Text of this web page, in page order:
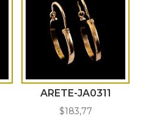
ARETE-JA0311
$183,77